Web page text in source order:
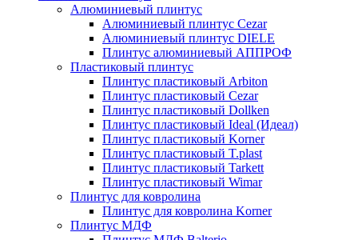
Алюминиевый плинтус
Алюминиевый плинтус Cezar
Алюминиевый плинтус DIELE
Плинтус алюминиевый АППРОФ
Пластиковый плинтус
Плинтус пластиковый Arbiton
Плинтус пластиковый Cezar
Плинтус пластиковый Dollken
Плинтус пластиковый Ideal (Идеал)
Плинтус пластиковый Korner
Плинтус пластиковый T.plast
Плинтус пластиковый Tarkett
Плинтус пластиковый Wimar
Плинтус для ковролина
Плинтус для ковролина Korner
Плинтус МДФ